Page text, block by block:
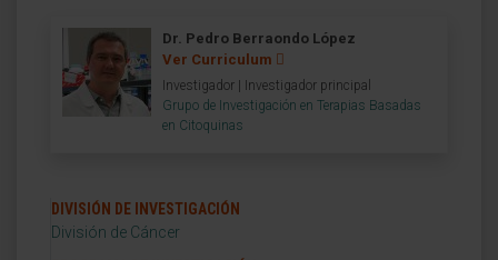
Dr. Pedro Berraondo López
Ver Curriculum
Investigador | Investigador principal
Grupo de Investigación en Terapias Basadas
en Citoquinas
DIVISIÓN DE INVESTIGACIÓN
División de Cáncer